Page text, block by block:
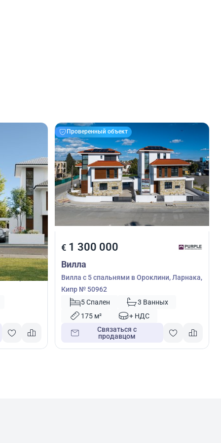
Ларнака,
Проверенный объект
€1 300 000
Вилла
Вилла с 5 спальнями в Ороклини, Ларнака,
Кипр № 50962
5 Спален
3 Ванных
175 м²
+ НДС
Связаться с
продавцом